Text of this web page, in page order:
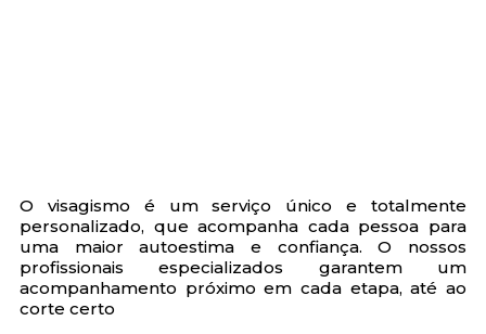
O visagismo é um serviço único e totalmente
personalizado, que acompanha cada pessoa para
uma maior autoestima e confiança. O nossos
profissionais especializados garantem um
acompanhamento próximo em cada etapa, até ao
corte certo